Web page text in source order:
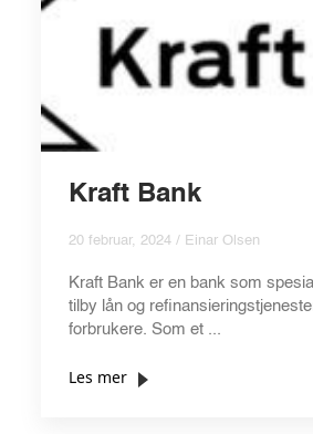
Kraft Bank
20 februar, 2024 / Einar Olsen
Kraft Bank er en bank som
tilby lån og
forbrukere. Som et ...
Les mer